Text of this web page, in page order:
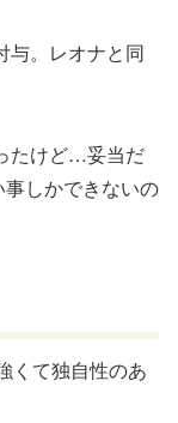
与。レオナと同
たけど…妥当だ
しかできないの
くて独自性のあ